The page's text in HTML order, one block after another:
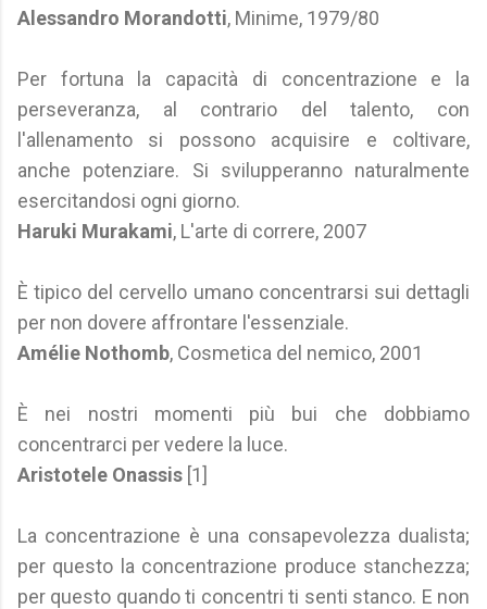
Alessandro Morandotti, Minime, 1979/80
Per fortuna la capacità di concentrazione e la
perseveranza, al contrario del talento, con
l'allenamento si possono acquisire e coltivare,
anche potenziare. Si svilupperanno naturalmente
esercitandosi ogni giorno.
Haruki Murakami, L'arte di correre, 2007
È tipico del cervello umano concentrarsi sui dettagli
per non dovere affrontare l'essenziale.
Amélie Nothomb, Cosmetica del nemico, 2001
È nei nostri momenti più bui che dobbiamo
concentrarci per vedere la luce.
Aristotele Onassis [1]
La concentrazione è una consapevolezza dualista;
per questo la concentrazione produce stanchezza;
per questo quando ti concentri ti senti stanco. E non